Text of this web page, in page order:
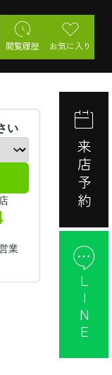
閲覧履歴 お気に入り
い
業
来店予約
LINE